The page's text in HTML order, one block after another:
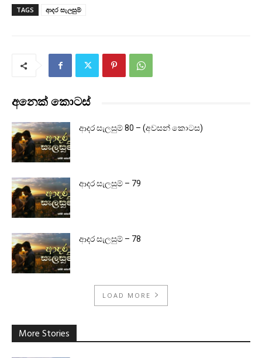
TAGS ආදර සැලසුම්
අනෙක් කොටස්
ආදර සැලසුම් 80 – (අවසන් කොටස)
ආදර සැලසුම් – 79
ආදර සැලසුම් – 78
LOAD MORE
More Stories